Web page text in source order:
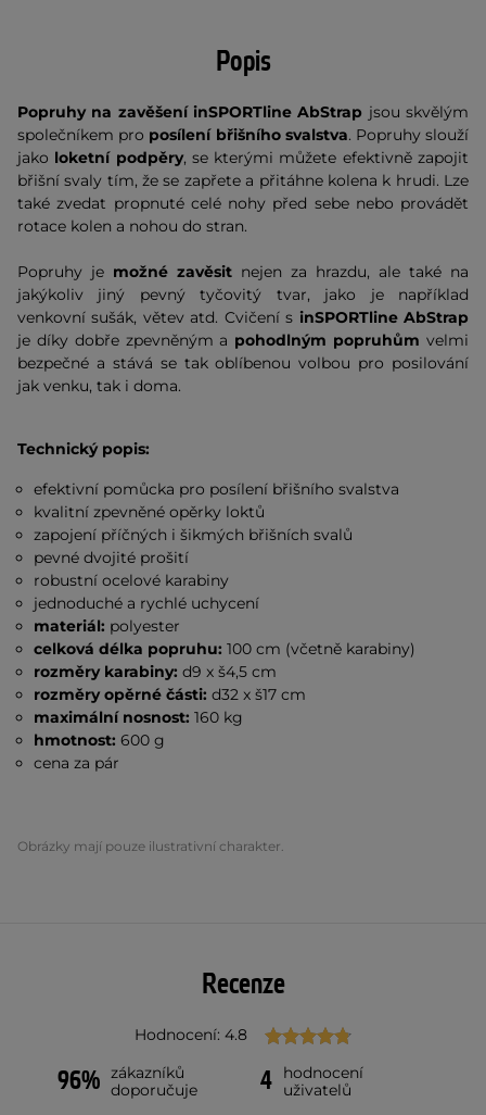
Popis
Popruhy na zavěšení inSPORTline AbStrap jsou skvělým
společníkem pro posílení břišního svalstva. Popruhy slouží
jako loketní podpěry, se kterými můžete efektivně zapojit
břišní svaly tím, že se zapřete a přitáhne kolena k hrudi. Lze
také zvedat propnuté celé nohy před sebe nebo provádět
rotace kolen a nohou do stran.
Popruhy je možné zavěsit nejen za hrazdu, ale také na
jakýkoliv jiný pevný tyčovitý tvar, jako je například
venkovní sušák, větev atd. Cvičení s inSPORTline AbStrap
je díky dobře zpevněným a pohodlným popruhům velmi
bezpečné a stává se tak oblíbenou volbou pro posilování
jak venku, tak i doma.
Technický popis:
efektivní pomůcka pro posílení břišního svalstva
kvalitní zpevněné opěrky loktů
zapojení příčných i šikmých břišních svalů
pevné dvojité prošití
robustní ocelové karabiny
jednoduché a rychlé uchycení
materiál: polyester
celková délka popruhu:100 cm (včetně karabiny)
rozměry karabiny: d9 x š4,5 cm
rozměry opěrné části:d32 x š17 cm
maximální nosnost: 160 kg
hmotnost:600 g
cena za pár
Obrázky mají pouze ilustrativní charakter.
Recenze
Hodnocení: 4.8
96% zákazníků
doporučuje
4
hodnocení
uživatelů